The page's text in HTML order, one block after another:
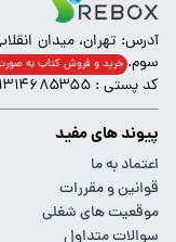
سوم. خرید و فروش کتاب به
کد پستی : ۱۳۱۴۶۸۵۳۵۵
پیوند های مفید
اعتماد به ما
قوانین و مقررات
موقعیت های شغلی
سوالات متداول